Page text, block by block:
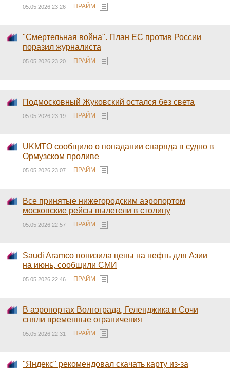
05.05.2026 23:26 ПРАЙМ
"Смертельная война". План ЕС против России
поразил журналиста
05.05.2026 23:20 ПРАЙМ
Подмосковный Жуковский остался без света
05.05.2026 23:19 ПРАЙМ
UKMTO сообщило о попадании снаряда в судно в
Ормузском проливе
05.05.2026 23:07 ПРАЙМ
Все принятые нижегородским аэропортом
московские рейсы вылетели в столицу
05.05.2026 22:57 ПРАЙМ
Saudi Aramco понизила цены на нефть для Азии
на июнь, сообщили СМИ
05.05.2026 22:46 ПРАЙМ
В аэропортах Волгограда, Геленджика и Сочи
сняли временные ограничения
05.05.2026 22:31 ПРАЙМ
"Яндекс" рекомендовал скачать карту из-за